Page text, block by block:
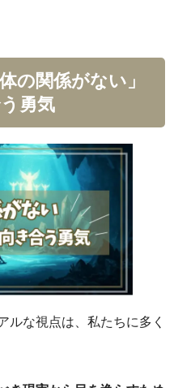
の関係がない」
勇気
ルな視点は、私たちに多く